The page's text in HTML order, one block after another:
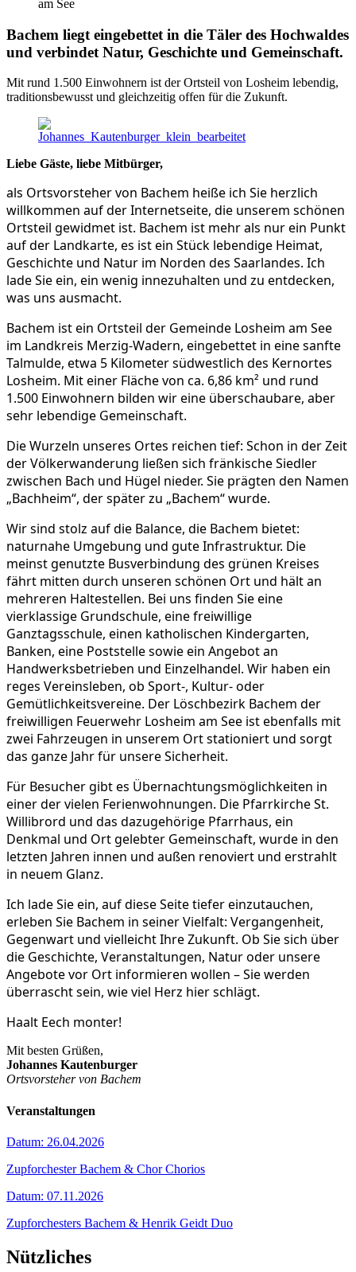
Bachem liegt eingebettet in die Täler des Hochwaldes
und verbindet Natur, Geschichte und Gemeinschaft.
Mit rund 1.500 Einwohnern ist der Ortsteil von Losheim lebendig,
traditionsbewusst und gleichzeitig offen für die Zukunft.
Liebe Gäste, liebe Mitbürger,
als Ortsvorsteher von Bachem heiße ich Sie herzlich
willkommen auf der Internetseite, die unserem schönen
Ortsteil gewidmet ist. Bachem ist mehr als nur ein Punkt
auf der Landkarte, es ist ein Stück lebendige Heimat,
Geschichte und Natur im Norden des Saarlandes. Ich
lade Sie ein, ein wenig innezuhalten und zu entdecken,
was uns ausmacht.
Bachem ist ein Ortsteil der Gemeinde Losheim am See
im Landkreis Merzig-Wadern, eingebettet in eine sanfte
Talmulde, etwa 5 Kilometer südwestlich des Kernortes
Losheim. Mit einer Fläche von ca. 6,86 km² und rund
1.500 Einwohnern bilden wir eine überschaubare, aber
sehr lebendige Gemeinschaft.
Die Wurzeln unseres Ortes reichen tief: Schon in der Zeit
der Völkerwanderung ließen sich fränkische Siedler
zwischen Bach und Hügel nieder. Sie prägten den Namen
„Bachheim“, der später zu „Bachem“ wurde.
Wir sind stolz auf die Balance, die Bachem bietet:
naturnahe Umgebung und gute Infrastruktur. Die
meinst genutzte Busverbindung des grünen Kreises
fährt mitten durch unseren schönen Ort und hält an
mehreren Haltestellen. Bei uns finden Sie eine
vierklassige Grundschule, eine freiwillige
Ganztagsschule, einen katholischen Kindergarten,
Banken, eine Poststelle sowie ein Angebot an
Handwerksbetrieben und Einzelhandel. Wir haben ein
reges Vereinsleben, ob Sport-, Kultur- oder
Gemütlichkeitsvereine. Der Löschbezirk Bachem der
freiwilligen Feuerwehr Losheim am See ist ebenfalls mit
zwei Fahrzeugen in unserem Ort stationiert und sorgt
das ganze Jahr für unsere Sicherheit.
Für Besucher gibt es Übernachtungsmöglichkeiten in
einer der vielen Ferienwohnungen. Die Pfarrkirche St.
Willibrord und das dazugehörige Pfarrhaus, ein
Denkmal und Ort gelebter Gemeinschaft, wurde in den
letzten Jahren innen und außen renoviert und erstrahlt
in neuem Glanz.
Ich lade Sie ein, auf diese Seite tiefer einzutauchen,
erleben Sie Bachem in seiner Vielfalt: Vergangenheit,
Gegenwart und vielleicht Ihre Zukunft. Ob Sie sich über
die Geschichte, Veranstaltungen, Natur oder unsere
Angebote vor Ort informieren wollen – Sie werden
überrascht sein, wie viel Herz hier schlägt.
Haalt Eech monter!
Mit besten Grüßen,
Johannes Kautenburger
Ortsvorsteher von Bachem
Veranstaltungen
Datum: 26.04.2026
Zupforchester Bachem & Chor Chorios
Datum: 07.11.2026
Zupforchesters Bachem & Henrik Geidt Duo
Nützliches